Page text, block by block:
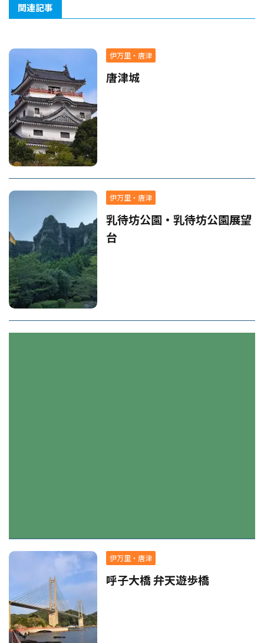
関連記事
伊万里・唐津
唐津城
伊万里・唐津
乳待坊公園・乳待坊公園展望
台
伊万里・唐津
呼子大橋 弁天遊歩橋